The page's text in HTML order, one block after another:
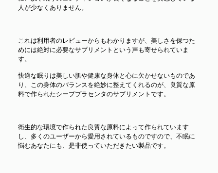
人が少なくありません。
これは利用者のレビューからもわかりますが、美しさを保つた
めには絶対に必要なサプリメントという声も寄せられていま
す。
快適な眠りは美しい肌や健康な身体と心に欠かせないものであ
り、この身体のバランスを絶妙に整えてくれるのが、良質な原
料で作られたシーププラセンタのサプリメントです。
衛生的な環境で作られた良質な原料によって作られています
し、多くのユーザーから愛用されているものですので、不眠に
悩むあなたにも、是非使っていただきたい製品です。